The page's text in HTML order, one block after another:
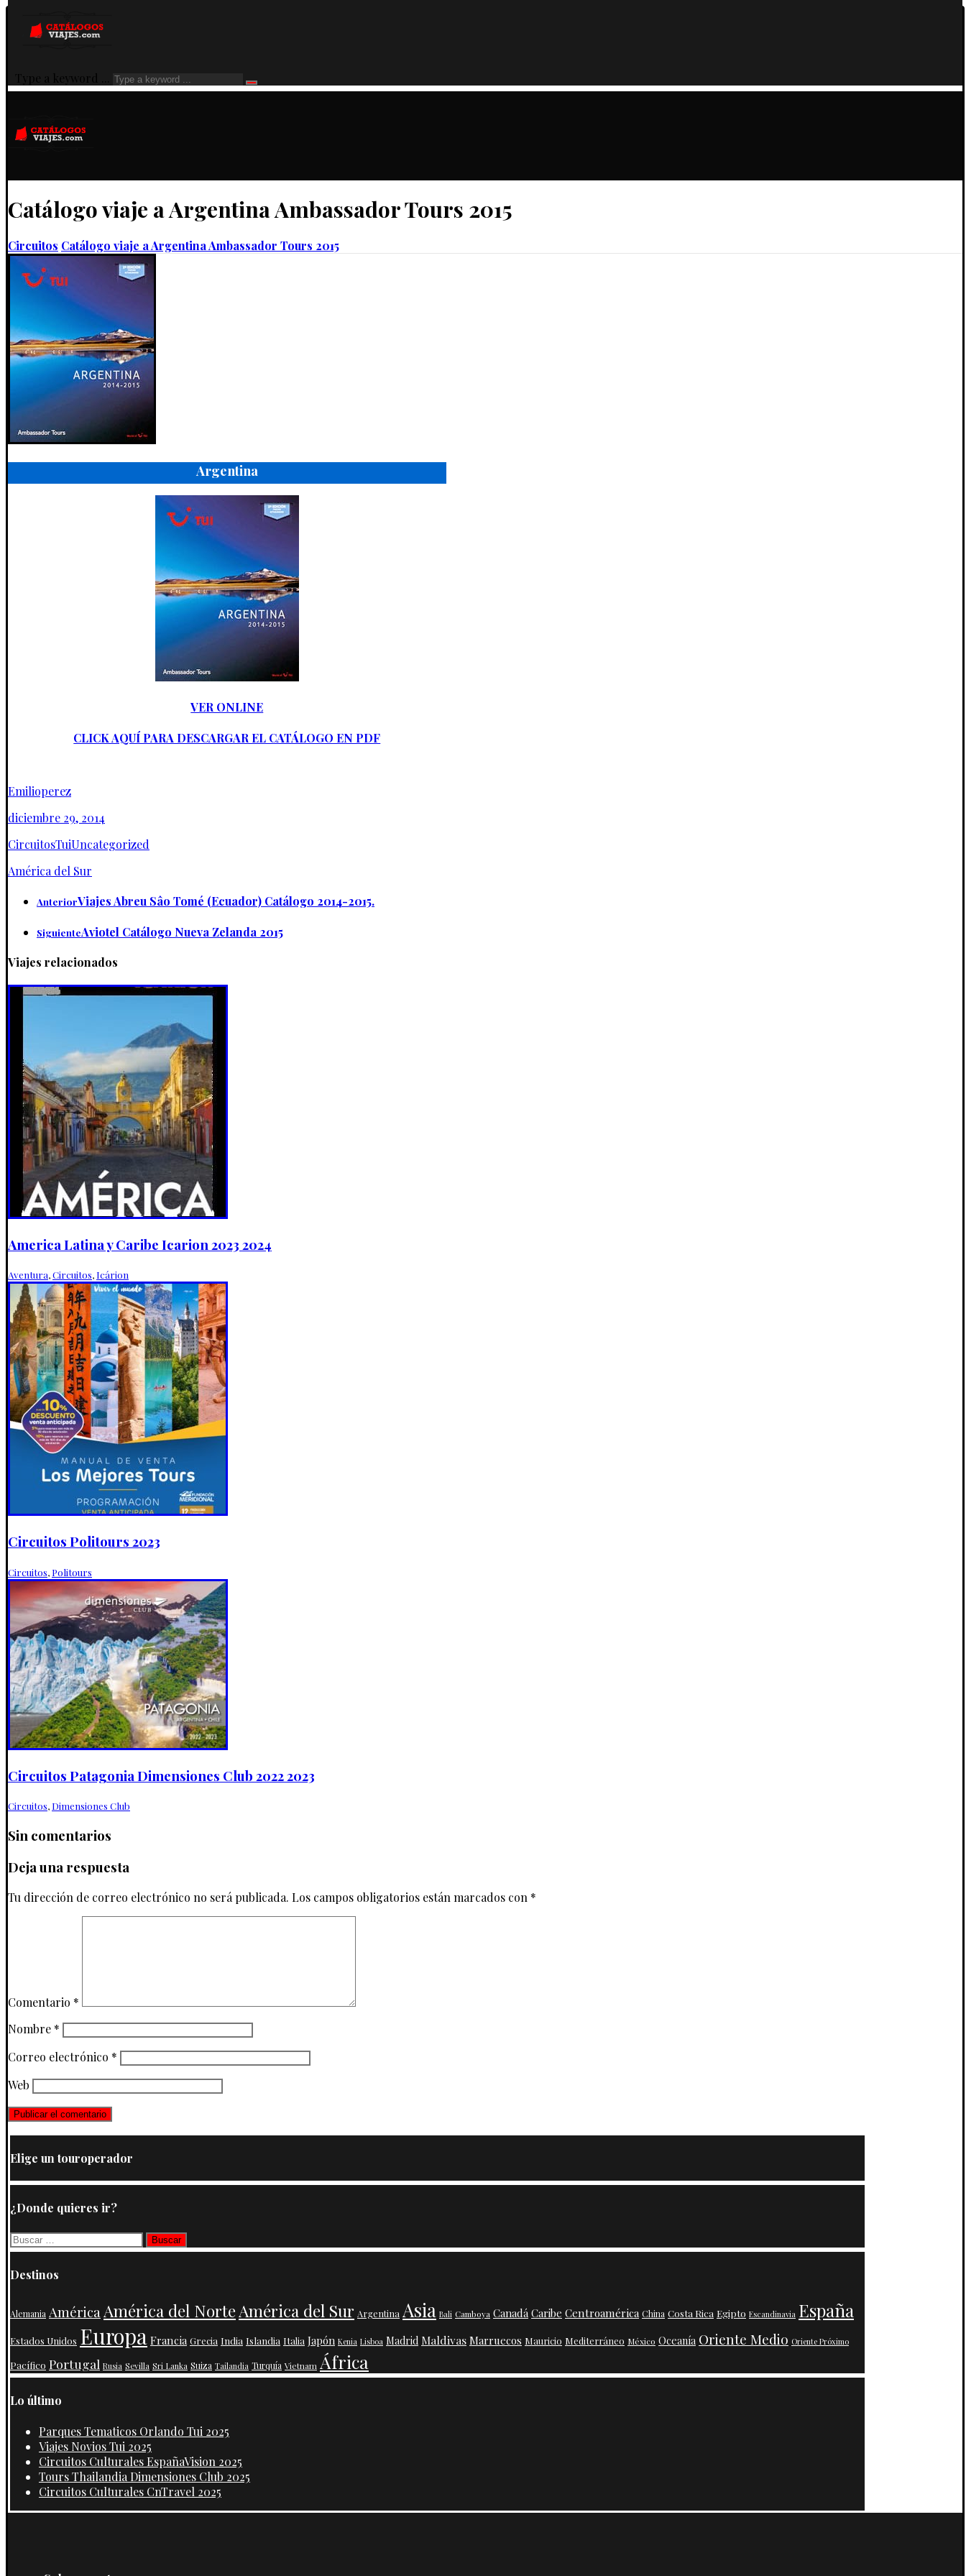
Type a keyword ...
Catálogo viaje a Argentina Ambassador Tours 2015
Circuitos Catálogo viaje a Argentina Ambassador Tours 2015
Argentina
VER ONLINE
CLICK AQUÍ PARA DESCARGAR EL CATÁLOGO EN PDF
Emilioperez
diciembre 29, 2014
CircuitosTuiUncategorized
América del Sur
AnteriorViajes Abreu Sâo Tomé (Ecuador) Catálogo 2014-2015.
SiguienteAviotel Catálogo Nueva Zelanda 2015
Viajes relacionados
America Latina y Caribe Icarion 2023 2024
Aventura,Circuitos, Icárion
Circuitos Politours 2023
Circuitos, Politours
Circuitos Patagonia Dimensiones Club 2022 2023
Circuitos, Dimensiones Club
Sin comentarios
Deja una respuesta
Tu dirección de correo electrónico no será publicada. Los campos obligatorios están marcados con *
Comentario *
Nombre *
Correo electrónico *
Web
Elige un touroperador
¿Donde quieres ir?
Buscar:
Destinos
Alemania AméricaAmérica del NorteAmérica del Sur Argentina Asia Bali Camboya Canadá Caribe Centroamérica China Costa Rica Egipto Escandinavia España
Estados Unidos EuropaFrancia Grecia India Islandia Italia Japón Kenia Lisboa Madrid Maldivas Marruecos Mauricio Mediterráneo México Oceanía Oriente Medio Oriente Próximo
Pacífico Portugal Rusia Sevilla Sri Lanka Suiza Tailandia Turquía Vietnam África
Lo último
Parques Tematicos Orlando Tui 2025
Viajes Novios Tui 2025
Circuitos Culturales EspañaVision 2025
Tours Thailandia Dimensiones Club 2025
Circuitos Culturales CnTravel 2025